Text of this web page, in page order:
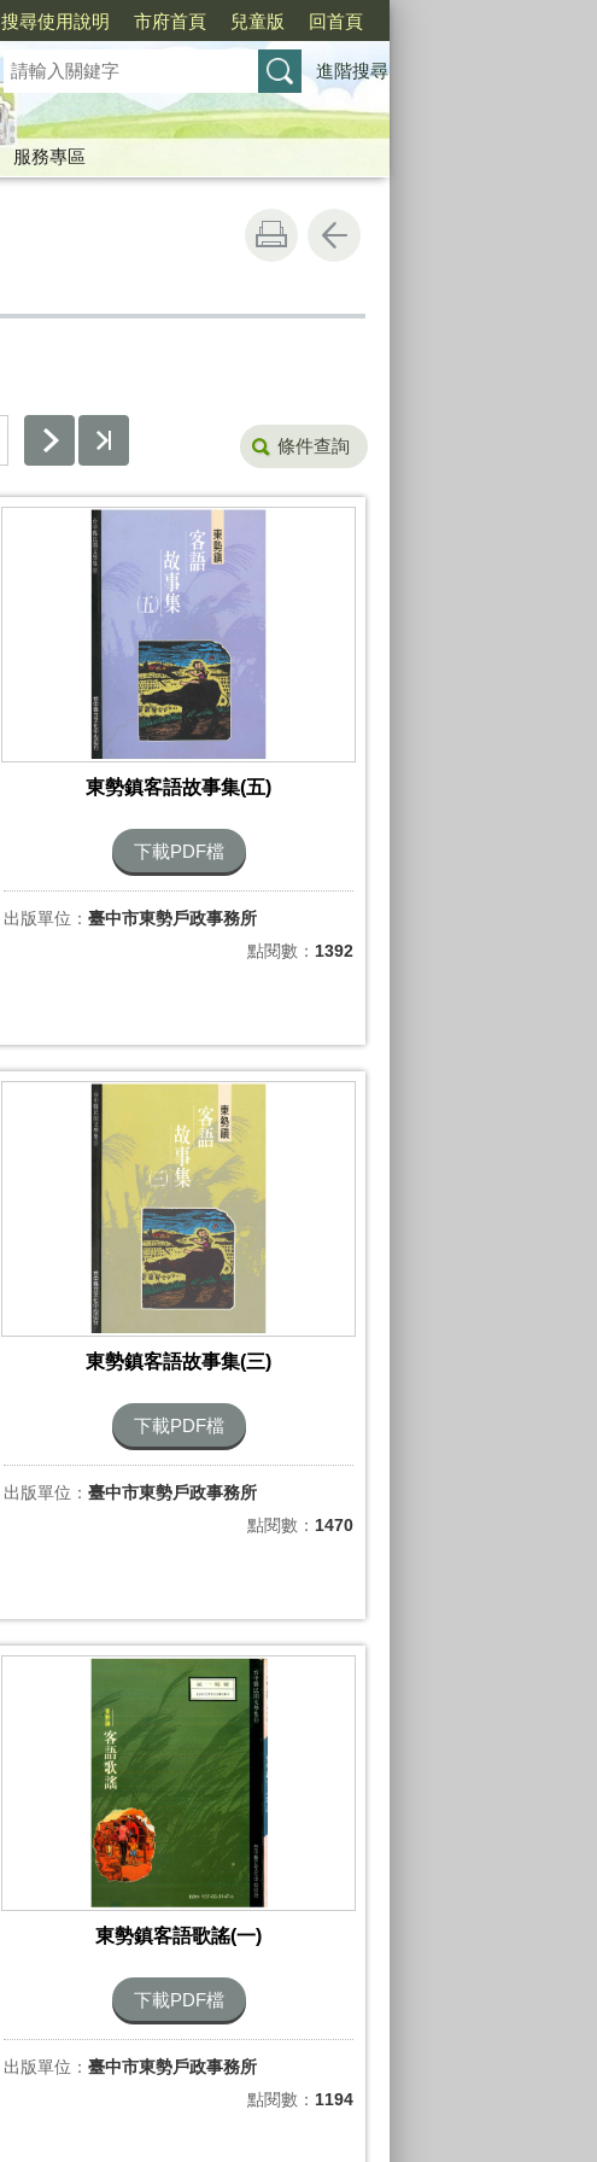
搜尋使用說明 市府首頁 兒童版 回首頁
進階搜尋
服務專區
條件查詢
東勢鎮客語故事集(五)
下載PDF檔
出版單位： 臺中市東勢戶政事務所
點閱數： 1392
東勢鎮客語故事集(三)
下載PDF檔
出版單位： 臺中市東勢戶政事務所
點閱數： 1470
東勢鎮客語歌謠(一)
下載PDF檔
出版單位： 臺中市東勢戶政事務所
點閱數： 1194